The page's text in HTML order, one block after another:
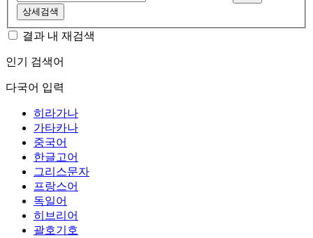
상세검색
결과 내 재검색
인기 검색어
다국어 입력
히라가나
가타카나
중국어
한글고어
그리스문자
프랑스어
독일어
히브리어
괄호기호